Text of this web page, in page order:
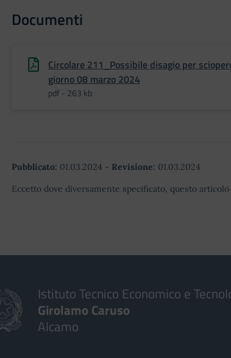
Documenti
Circolare 211_Possibile disagio per
giorno 08 marzo 2024
pdf - 263 kb
Pubblicato: 01.03.2024 - Revisione: 01.03.2024
Eccetto dove diversamente specificato, questo
Istituto Tecnico Economico e
Girolamo Caruso
Alcamo